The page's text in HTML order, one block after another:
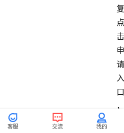
复
点
击
申
请
入
口
，
客服 交流 我的